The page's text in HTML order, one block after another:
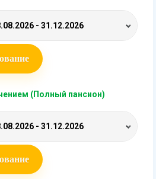
- 31.12.2026
(Полный пансион)
- 31.12.2026